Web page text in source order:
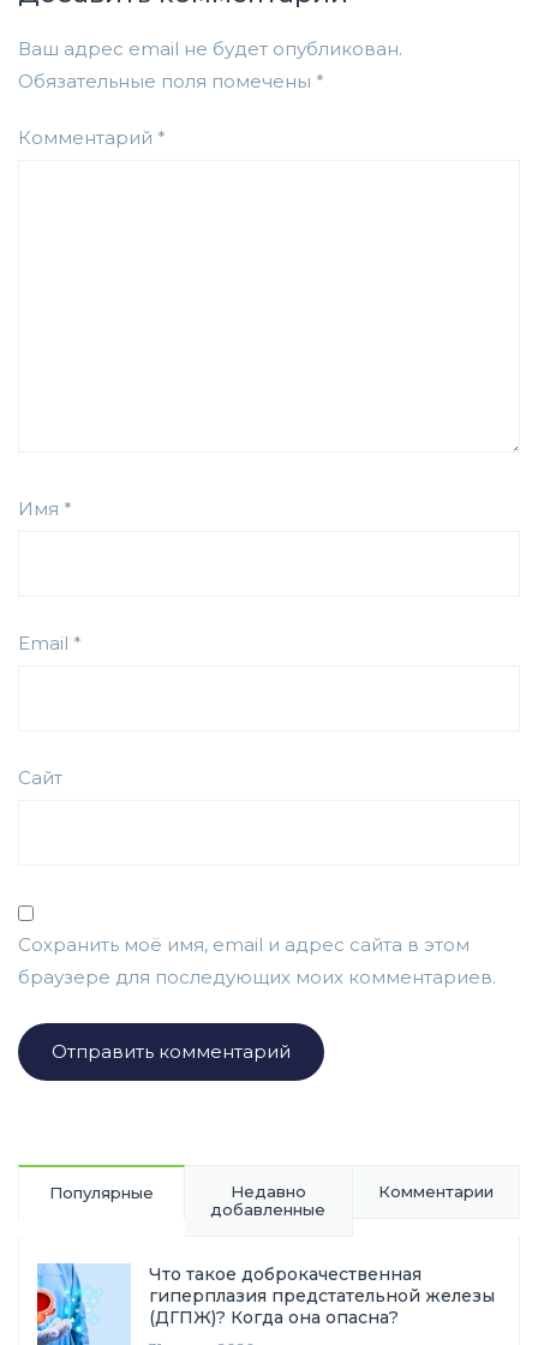
Ваш адрес email не будет опубликован.
Обязательные поля помечены *
Комментарий *
Имя *
Email *
Сайт
Сохранить моё имя, email и адрес сайта в этом
браузере для последующих моих комментариев.
Популярные
Недавно
добавленные
Комментарии
Что такое доброкачественная
гиперплазия предстательной железы
(ДГПЖ)? Когда она опасна?